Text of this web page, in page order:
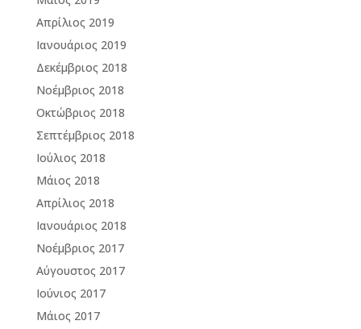
Απρίλιος 2019
Ιανουάριος 2019
Δεκέμβριος 2018
Νοέμβριος 2018
Οκτώβριος 2018
Σεπτέμβριος 2018
Ιούλιος 2018
Μάιος 2018
Απρίλιος 2018
Ιανουάριος 2018
Νοέμβριος 2017
Αύγουστος 2017
Ιούνιος 2017
Μάιος 2017